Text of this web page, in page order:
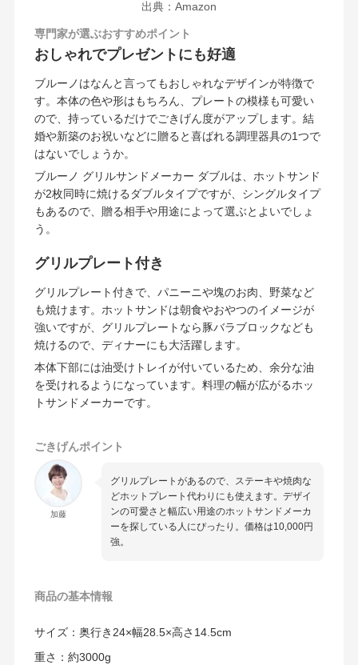
出典：Amazon
専門家が選ぶおすすめポイント
おしゃれでプレゼントにも好適
ブルーノはなんと言ってもおしゃれなデザインが特徴で
す。本体の色や形はもちろん、プレートの模様も可愛い
ので、持っているだけでごきげん度がアップします。結
婚や新築のお祝いなどに贈ると喜ばれる調理器具の1つで
はないでしょうか。
ブルーノ グリルサンドメーカー ダブルは、ホットサンド
が2枚同時に焼けるダブルタイプですが、シングルタイプ
もあるので、贈る相手や用途によって選ぶとよいでしょ
う。
グリルプレート付き
グリルプレート付きで、パニーニや塊のお肉、野菜など
も焼けます。ホットサンドは朝食やおやつのイメージが
強いですが、グリルプレートなら豚バラブロックなども
焼けるので、ディナーにも大活躍します。
本体下部には油受けトレイが付いているため、余分な油
を受けれるようになっています。料理の幅が広がるホッ
トサンドメーカーです。
ごきげんポイント
加藤
グリルプレートがあるので、ステーキや焼肉な
どホットプレート代わりにも使えます。デザイ
ンの可愛さと幅広い用途のホットサンドメーカ
ーを探している人にぴったり。価格は10,000円
強。
商品の基本情報
サイズ：奥行き24×幅28.5×高さ14.5cm
重さ：約3000g